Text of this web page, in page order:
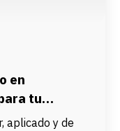
en
tu
aplicado y de